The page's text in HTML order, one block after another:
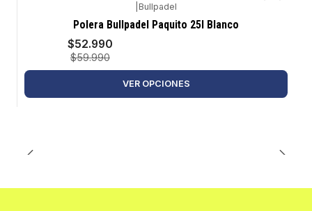
Bullpadel
Polera Bullpadel Paquito 25l Blanco
$52.990
$59.990
VER OPCIONES